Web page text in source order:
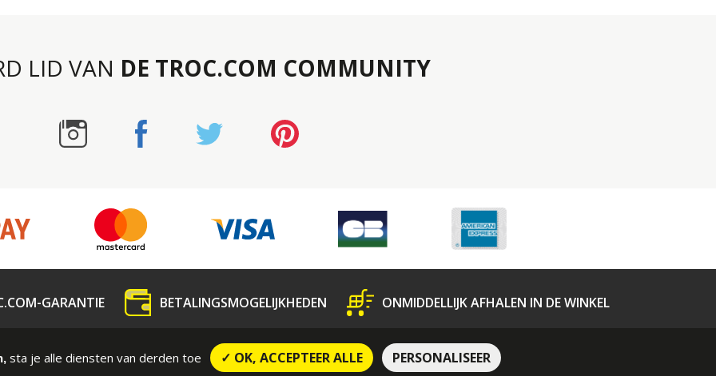
LID VAN DE TROC.COM COMMUNITY
GARANTIE BETALINGSMOGELIJKHEDEN ONMIDDELLIJK AFHALEN IN DE WINKEL
CONTRACTUELE VOORWAARDEN
Bescherming van Persoonsgegevens
Wettelijke vermeldingen
Sitemap
sta je alle diensten van derden toe ✓ OK, ACCEPTEER ALLE PERSONALISEER